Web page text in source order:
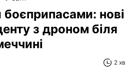
боєприпасами: нові
з дроном біля
2 хв